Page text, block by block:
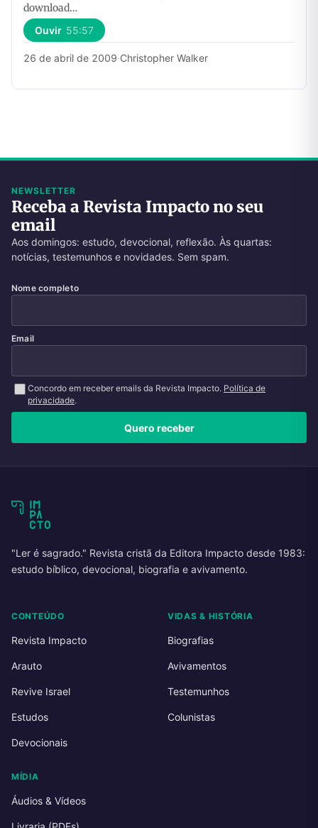
download…
Ouvir 55:57
26 de abril de 2009·Christopher Walker
NEWSLETTER
Receba a Revista Impacto no seu
email
Aos domingos: estudo, devocional, reflexão. Às quartas:
notícias, testemunhos e novidades. Sem spam.
Nome completo
Email
Concordo em receber emails da Revista Impacto. Política de
privacidade.
Quero receber
"Ler é sagrado." Revista cristã da Editora Impacto desde 1983:
estudo bíblico, devocional, biografia e avivamento.
CONTEÚDO
Revista Impacto
Arauto
Revive Israel
Estudos
Devocionais
VIDAS & HISTÓRIA
Biografias
Avivamentos
Testemunhos
Colunistas
MÍDIA
Áudios & Vídeos